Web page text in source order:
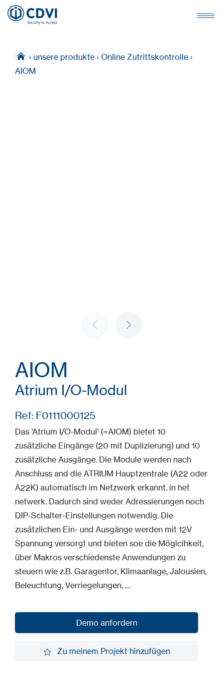
› unsere produkte › Online Zutrittskontrolle ›
AIOM
AIOM
Atrium I/O-Modul
Ref: F0111000125
Das ‘Atrium I/O-Modul’ (=AIOM) bietet 10
zusätzliche Eingänge (20 mit Duplizierung) und 10
zusätzliche Ausgänge. Die Module werden nach
Anschluss and die ATRIUM Hauptzentrale (A22 oder
A22K) automatisch im Netzwerk erkannt. in het
netwerk. Dadurch sind weder Adressierungen noch
DIP-Schalter-Einstellungen notwendig. Die
zusätzlichen Ein- und Ausgänge werden mit 12V
Spannung versorgt und bieten soe die Möglcihkeit,
über Makros verschiedenste Anwendungen zu
steuern wie z.B. Garagentor, Klimaanlage, Jalousien,
Beleuchtung, Verriegelungen, …
Demo anfordern
Zu meinem Projekt hinzufügen